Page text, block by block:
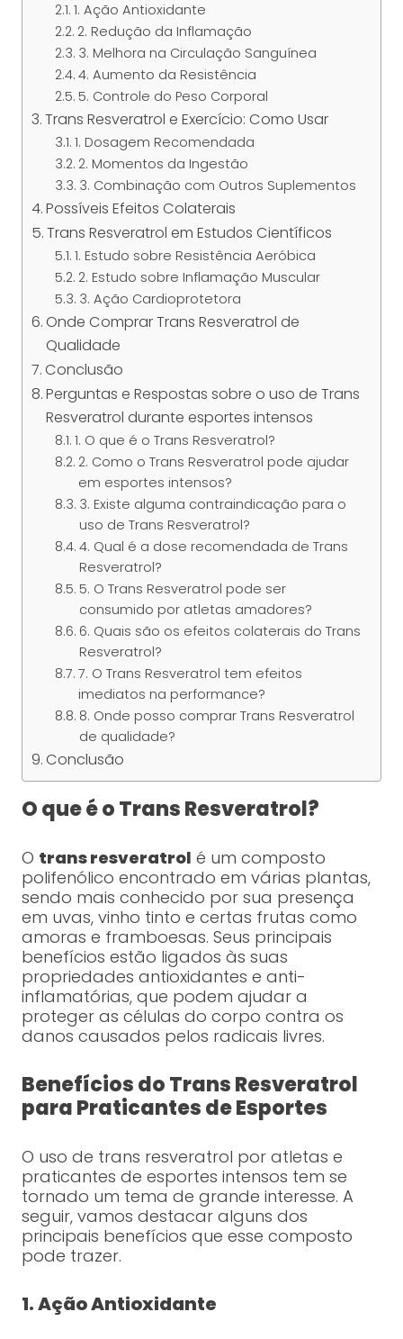
1. Ação Antioxidante
2. Redução da Inflamação
3. Melhora na Circulação Sanguínea
4. Aumento da Resistência
5. Controle do Peso Corporal
Trans Resveratrol e Exercício: Como Usar
1. Dosagem Recomendada
2. Momentos da Ingestão
3. Combinação com Outros Suplementos
Possíveis Efeitos Colaterais
Trans Resveratrol em Estudos Científicos
1. Estudo sobre Resistência Aeróbica
2. Estudo sobre Inflamação Muscular
3. Ação Cardioprotetora
Onde Comprar Trans Resveratrol de
Qualidade
Conclusão
Perguntas e Respostas sobre o uso de Trans
Resveratrol durante esportes intensos
1. O que é o Trans Resveratrol?
2. Como o Trans Resveratrol pode ajudar
em esportes intensos?
3. Existe alguma contraindicação para o
uso de Trans Resveratrol?
4. Qual é a dose recomendada de Trans
Resveratrol?
5. O Trans Resveratrol pode ser
consumido por atletas amadores?
6. Quais são os efeitos colaterais do Trans
Resveratrol?
7. O Trans Resveratrol tem efeitos
imediatos na performance?
8. Onde posso comprar Trans Resveratrol
de qualidade?
Conclusão
O que é o Trans Resveratrol?
O trans resveratrol é um composto
polifenólico encontrado em várias plantas,
sendo mais conhecido por sua presença
em uvas, vinho tinto e certas frutas como
amoras e framboesas. Seus principais
benefícios estão ligados às suas
propriedades antioxidantes e anti-
inflamatórias, que podem ajudar a
proteger as células do corpo contra os
danos causados pelos radicais livres.
Benefícios do Trans Resveratrol
para Praticantes de Esportes
O uso de trans resveratrol por atletas e
praticantes de esportes intensos tem se
tornado um tema de grande interesse. A
seguir, vamos destacar alguns dos
principais benefícios que esse composto
pode trazer.
1. Ação Antioxidante